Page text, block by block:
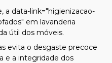
a data-link="higienizacao-
em lavanderia
útil dos móveis.
evita o desgaste precoce
e a integridade dos